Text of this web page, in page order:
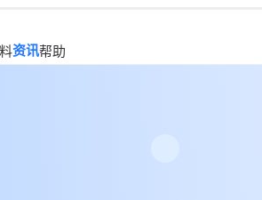
资讯帮助